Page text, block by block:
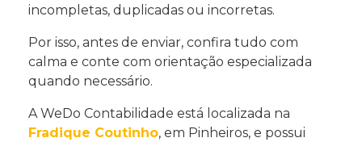
incompletas, duplicadas ou incorretas.
Por isso, antes de enviar, confira tudo com
calma e conte com orientação especializada
quando necessário.
A WeDo Contabilidade está localizada na
Fradique Coutinho, em Pinheiros, e possui